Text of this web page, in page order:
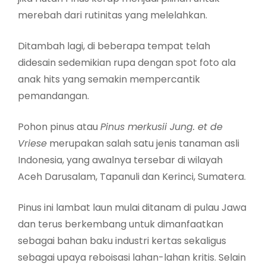
merebah dari rutinitas yang melelahkan.
Ditambah lagi, di beberapa tempat telah
didesain sedemikian rupa dengan spot foto ala
anak hits yang semakin mempercantik
pemandangan.
Pohon pinus atau Pinus merkusii Jung. et de
Vriese merupakan salah satu jenis tanaman asli
Indonesia, yang awalnya tersebar di wilayah
Aceh Darusalam, Tapanuli dan Kerinci, Sumatera.
Pinus ini lambat laun mulai ditanam di pulau Jawa
dan terus berkembang untuk dimanfaatkan
sebagai bahan baku industri kertas sekaligus
sebagai upaya reboisasi lahan-lahan kritis. Selain